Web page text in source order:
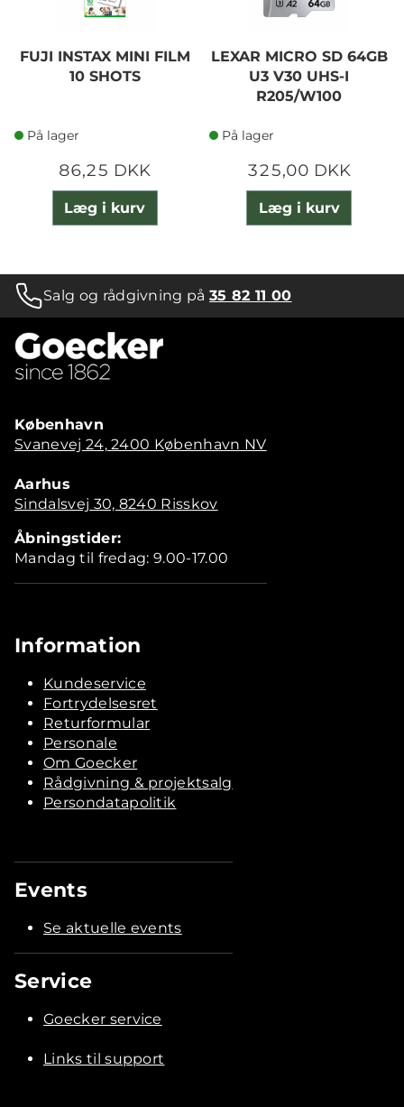
FUJI INSTAX MINI FILM
10 SHOTS
På lager
86,25 DKK
Læg i kurv
LEXAR MICRO SD 64GB
U3 V30 UHS-I
R205/W100
På lager
325,00 DKK
Læg i kurv
Salg og rådgivning på35 82 11 00
København
Svanevej 24, 2400 København NV
Aarhus
Sindalsvej 30, 8240 Risskov
Åbningstider:
Mandag til fredag: 9.00-17.00
Information
Kundeservice
Fortrydelsesret
Returformular
Personale
Om Goecker
Rådgivning & projektsalg
Persondatapolitik
Events
Se aktuelle events
Service
Goecker service
Links til support